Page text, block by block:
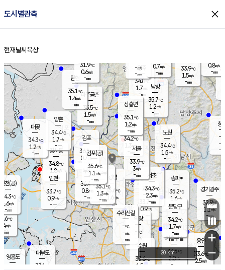
도시별관측 close
홈
현재날씨 육상
의도
℃
m/s
mm
영흥도
양주
34.8℃
1.7
-mm
과천
33.7℃
0.9m/s
- mm
용인
33.6℃
2.5m/s
경기광주
32.9℃
1.1m/s
-mm
대부도
33.1
경서동
34.8℃
1.8 m/s
-mm
파주금촌
35.5℃
1.5m/s
-mm
33.9℃
1.5m/s
-mm
대곶
34.3℃
1.2m/s
-mm
창
-
-m/
-
탄현
35.1℃
1.4m/s
-mm
0.8m/s
-mm
의왕
- ℃
m/s
mm
김포
36.1℃
0.7 m/s
mm
광명
35.6 ℃
1.6 m/s
-mm
부천
36.4℃
0.8m/s
-mm
양촌
34.4℃
1.7m/s
-mm
구로
35.1℃
1.3m/s
-mm
은평
34.2℃
1.3 m/s
- mm
노원
34.4℃
1.5m/s
-mm
송파*
35.2℃
1.6m/s
-mm
서초
34.3℃
2.3m/s
-mm
남방
35.7℃
1.2m/s
-mm
기흥구갈
34.5℃
2.0m/s
-
수리산길
-℃
-m/s
-mm
분당구
34.2℃
1.7m/s
-mm
장흥면
35.1℃
1.2m/s
-mm
-m/s
-mm
인천(공)
34.3℃
1.6m/s
-mm
김포(공)
35.6℃
1.1 m/s
-mm
수원
33.6℃
1.5 m/s
인천
33.7℃
0.9m/s
-mm
서울
33.9℃
3m/s
-mm
31.9℃
0.6m/s
-mm
0.7m/s
-mm
+
−
20 km